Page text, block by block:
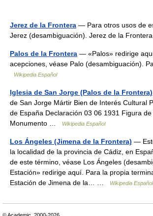
Jerez de la Frontera — Para otros usos de
Jerez (desambiguación). Jerez de la
Palos de la Frontera — «Palos» redirige
acepciones, véase Palo (desambiguación).
Wikipedia Español
Iglesia de San Jorge (Palos de la Frontera)
de San Jorge Mártir Bien de Interés Cultural
de España Declaración 03 06 1931 Figura
Monumento …
Wikipedia Español
Los Ángeles (Jimena de la Frontera) —
la localidad de la provincia de Cádiz, en
de este término, véase Los Ángeles
Estación» redirige aquí. Para la propia
Estación de Jimena de la… …
Wikipedia Español